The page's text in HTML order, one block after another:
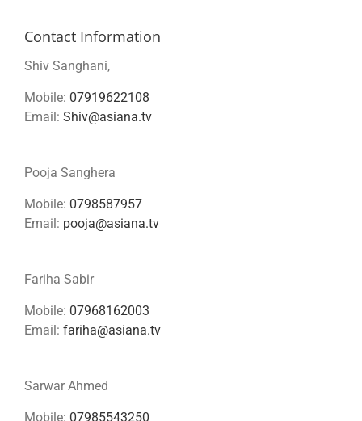
Contact Information
Shiv Sanghani,
Mobile: 07919622108
Email: Shiv@asiana.tv
Pooja Sanghera
Mobile: 0798587957
Email: pooja@asiana.tv
Fariha Sabir
Mobile: 07968162003
Email: fariha@asiana.tv
Sarwar Ahmed
Mobile: 07985543250